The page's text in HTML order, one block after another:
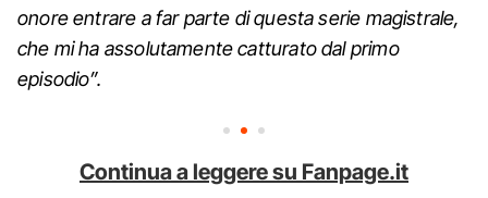
onore entrare a far parte di questa serie magistrale,
che mi ha assolutamente catturato dal primo
episodio”.
Continua a leggere su Fanpage.it